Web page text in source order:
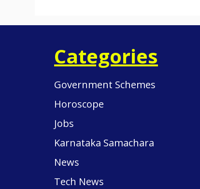
Categories
Government Schemes
Horoscope
Jobs
Karnataka Samachara
News
Tech News